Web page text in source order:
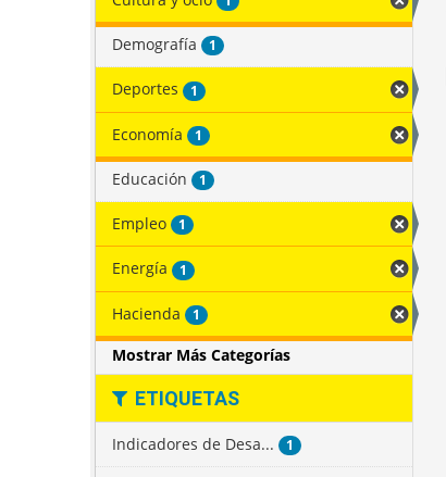
Demografía 1
Deportes 1
Economía 1
Educación 1
Empleo 1
Energía 1
Hacienda 1
Mostrar Más Categorías
ETIQUETAS
Indicadores de Desa... 1